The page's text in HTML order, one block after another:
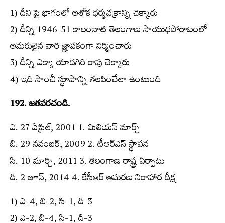
1) దీని పై భాగంలో అశోక ధర్మచక్రాన్ని చెక్కారు
2) దీన్ని 1946-51 కాలంనాటి తెలంగాణ సాయుధపోరాటంలో
అమరులైన వారి జ్ఞాపకంగా నిర్మించారు
3) దీన్ని ఎక్కా యాదగిరి రావు చెక్కారు
4) ఇది సాంచీ స్థూపాన్ని తలపించేలా ఉంటుంది
192. జతపరచండి.
ఎ. 27 ఏప్రిల్‌, 2001 1. మిలియన్‌ మార్చ్‌
బి. 29 నవంబర్‌, 2009 2. టీఆర్‌ఎస్‌ స్థాపన
సి. 10 మార్చి, 2011 3. తెలంగాణ రాష్ట్ర ఏర్పాటు
డి. 2 జూన్‌, 2014 4. కేసీఆర్‌ ఆమరణ నిరాహార దీక్ష
1) ఎ-4, బి-2, సి-1, డి-3